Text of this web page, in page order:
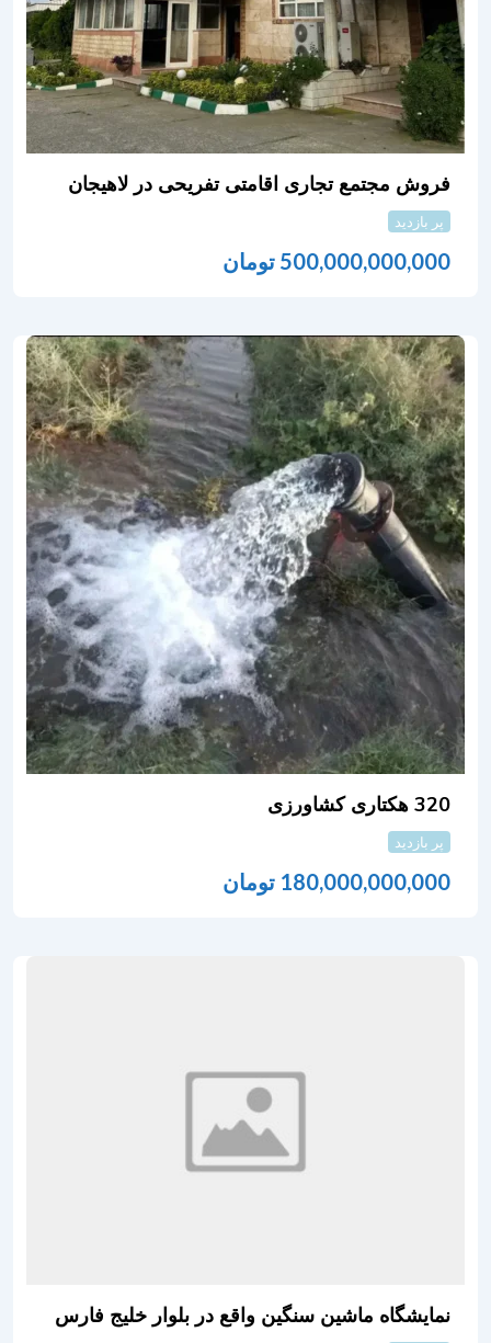
فروش مجتمع تجاری اقامتی تفریحی در لاهیجان
پر بازدید
500,000,000,000 تومان
320 هکتاری کشاورزی
پر بازدید
180,000,000,000 تومان
نمایشگاه ماشین سنگین واقع در بلوار خلیج فارس